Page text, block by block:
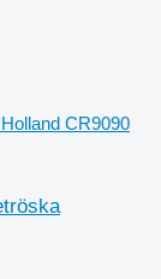
CR9090